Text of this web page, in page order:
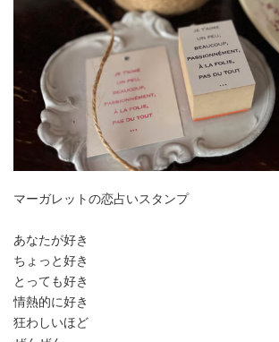
マーガレットの恋占いスタンプ
あなたが好き
ちょっと好き
とっても好き
情熱的に好き
狂わしいほど